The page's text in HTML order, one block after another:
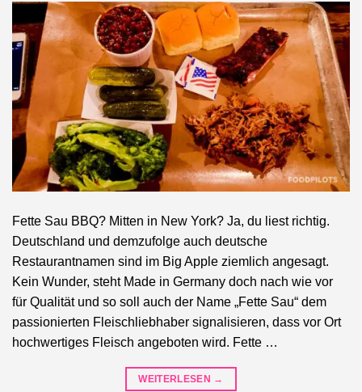
Fette Sau BBQ? Mitten in New York? Ja, du liest richtig.
Deutschland und demzufolge auch deutsche
Restaurantnamen sind im Big Apple ziemlich angesagt.
Kein Wunder, steht Made in Germany doch nach wie vor
für Qualität und so soll auch der Name „Fette Sau“ dem
passionierten Fleischliebhaber signalisieren, dass vor Ort
hochwertiges Fleisch angeboten wird. Fette …
WEITERLESEN →